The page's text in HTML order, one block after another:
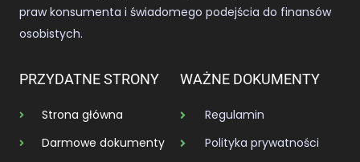
praw konsumenta i świadomego podejścia do finansów
osobistych.
PRZYDATNE STRONY
Strona główna
Darmowe dokumenty
WAŻNE DOKUMENTY
Regulamin
Polityka prywatności